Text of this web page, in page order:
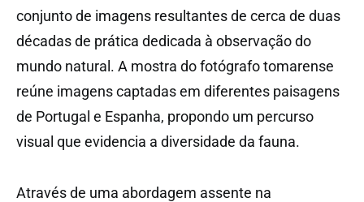
conjunto de imagens resultantes de cerca de duas
décadas de prática dedicada à observação do
mundo natural. A mostra do fotógrafo tomarense
reúne imagens captadas em diferentes paisagens
de Portugal e Espanha, propondo um percurso
visual que evidencia a diversidade da fauna.
Através de uma abordagem assente na